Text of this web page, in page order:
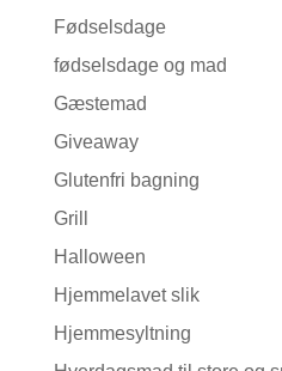
Fødselsdage
fødselsdage og mad
Gæstemad
Giveaway
Glutenfri bagning
Grill
Halloween
Hjemmelavet slik
Hjemmesyltning